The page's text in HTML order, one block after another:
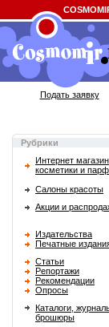
Field 'news_title' doesn't
Рубрики
Интернет магазин
косметики и
Салоны красоты
Акции и
Издательства
Печатные
Статьи
Репортажи
Рекомендации
Опросы
Каталоги,
брошюры
Подать заявку